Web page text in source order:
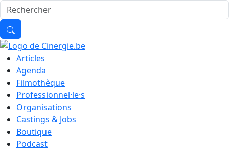
Articles
Agenda
Filmothèque
Professionnel·le·s
Organisations
Castings & Jobs
Boutique
Podcast